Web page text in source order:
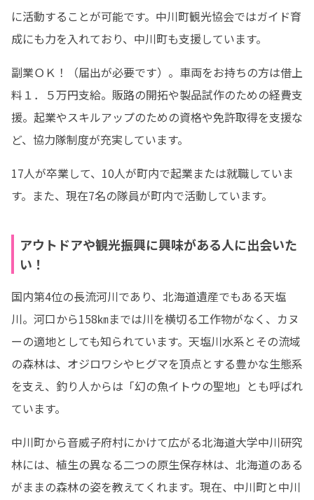
に活動することが可能です。中川町観光協会ではガイド育
成にも力を入れており、中川町も支援しています。
副業ＯＫ！（届出が必要です）。車両をお持ちの方は借上
料１．５万円支給。販路の開拓や製品試作のための経費支
援。起業やスキルアップのための資格や免許取得を支援な
ど、協力隊制度が充実しています。
17人が卒業して、10人が町内で起業または就職していま
す。また、現在7名の隊員が町内で活動しています。
アウトドアや観光振興に興味がある人に出会いた
い！
国内第4位の長流河川であり、北海道遺産でもある天塩
川。河口から158㎞までは川を横切る工作物がなく、カヌ
ーの適地としても知られています。天塩川水系とその流域
の森林は、オジロワシやヒグマを頂点とする豊かな生態系
を支え、釣り人からは「幻の魚イトウの聖地」とも呼ばれ
ています。
中川町から音威子府村にかけて広がる北海道大学中川研究
林には、植生の異なる二つの原生保存林は、北海道のある
がままの森林の姿を教えてくれます。現在、中川町と中川